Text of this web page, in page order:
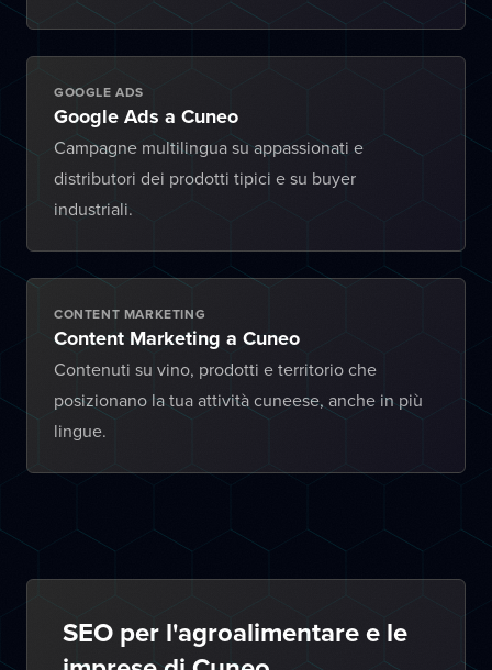
GOOGLE ADS
Google Ads a Cuneo
Campagne multilingua su appassionati e
distributori dei prodotti tipici e su buyer
industriali.
CONTENT MARKETING
Content Marketing a Cuneo
Contenuti su vino, prodotti e territorio che
posizionano la tua attività cuneese, anche in più
lingue.
SEO per l'agroalimentare e le